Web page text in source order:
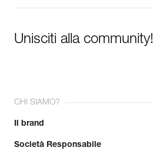
Unisciti alla community!
CHI SIAMO?
Il brand
Società Responsabile